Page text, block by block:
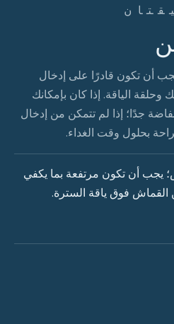
أن تكون قادرًا على إدخال
الياقة. إذا كان بإمكانك
جدًا؛ إذا لم تتمكن من إدخال
بحلول وقت الغداء.
يجب أن تكون مرتفعة بما يكفي
فوق ياقة السترة.